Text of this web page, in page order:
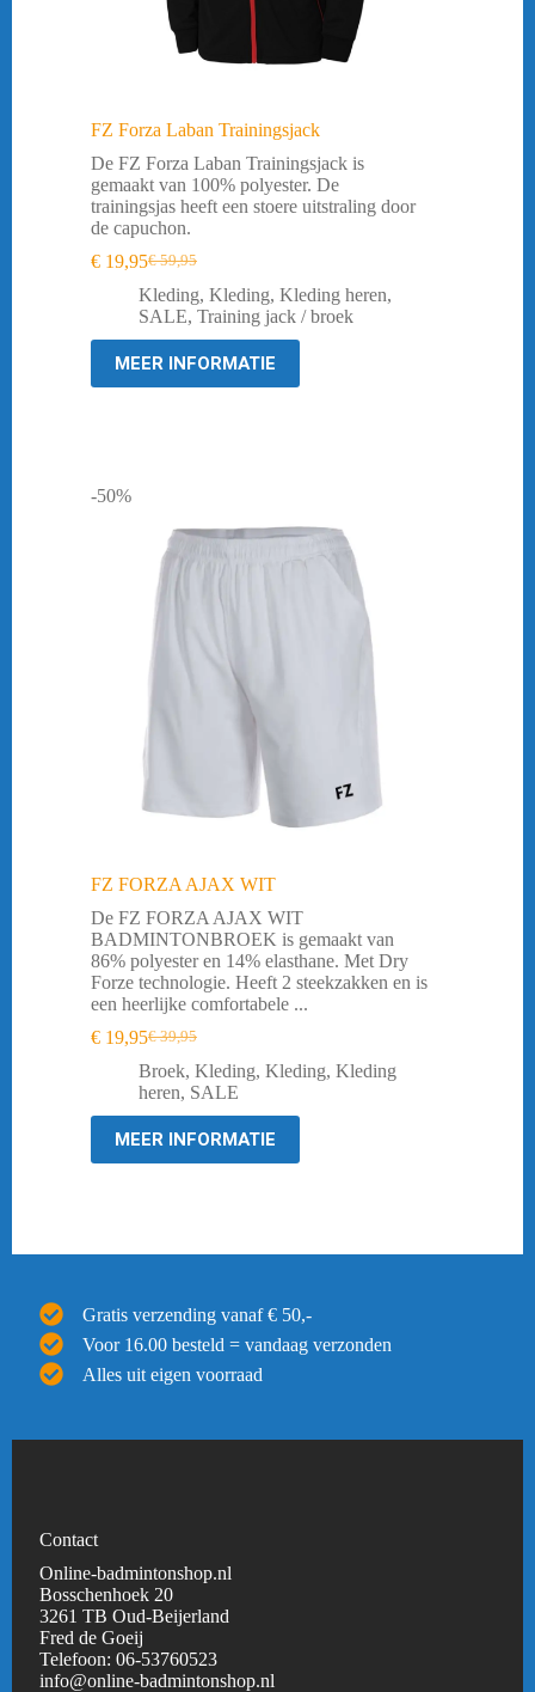
FZ Forza Laban Trainingsjack
De FZ Forza Laban Trainingsjack is
gemaakt van 100% polyester. De
trainingsjas heeft een stoere uitstraling door
de capuchon.
€59,95
Oorspronkelijke
prijs
was:
€ 19,95Huidige
prijs
is:
Kleding, Kleding, Kleding heren,
SALE, Training jack / broek
MEER INFORMATIE
-50%
FZ FORZA AJAX WIT
De FZ FORZA AJAX WIT
BADMINTONBROEK is gemaakt van
86% polyester en 14% elasthane. Met Dry
Forze technologie. Heeft 2 steekzakken en is
een heerlijke comfortabele ...
€39,95
Oorspronkelijke
prijs
was:
€ 39,95.
€ 19,95Huidige
prijs
is:
€ 19,95.
Broek, Kleding, Kleding, Kleding
heren, SALE
MEER INFORMATIE
Gratis verzending vanaf € 50,-
Voor 16.00 besteld = vandaag verzonden
Alles uit eigen voorraad
Contact
Online-badmintonshop.nl
Bosschenhoek 20
3261 TB Oud-Beijerland
Fred de Goeij
Telefoon:06-53760523
info@online-badmintonshop.nl